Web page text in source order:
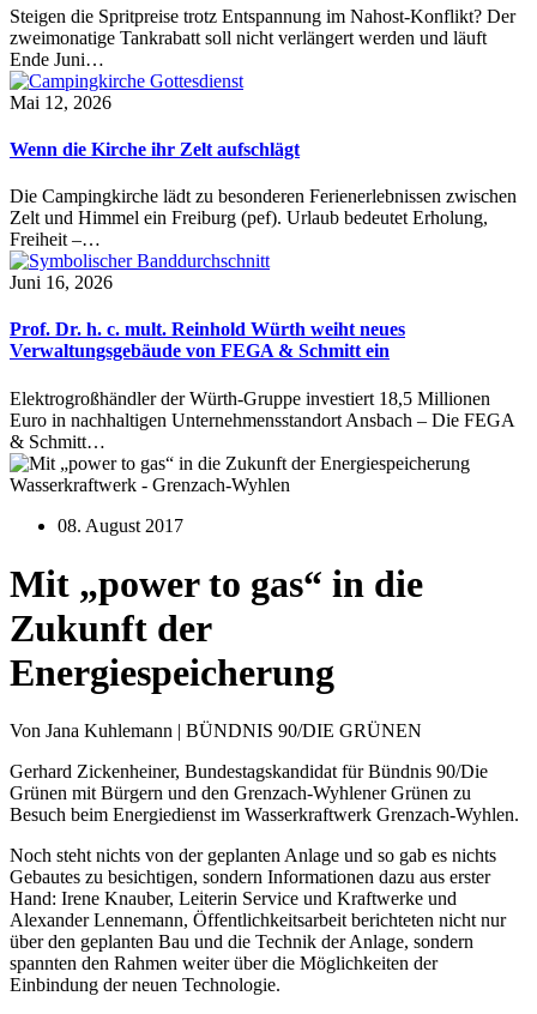
Steigen die Spritpreise trotz Entspannung im Nahost-Konflikt? Der
zweimonatige Tankrabatt soll nicht verlängert werden und läuft
Ende Juni…
Mai 12, 2026
Wenn die Kirche ihr Zelt aufschlägt
Die Campingkirche lädt zu besonderen Ferienerlebnissen zwischen
Zelt und Himmel ein Freiburg (pef). Urlaub bedeutet Erholung,
Freiheit –…
Juni 16, 2026
Prof. Dr. h. c. mult. Reinhold Würth weiht neues
Verwaltungsgebäude von FEGA & Schmitt ein
Elektrogroßhändler der Würth-Gruppe investiert 18,5 Millionen
Euro in nachhaltigen Unternehmensstandort Ansbach – Die FEGA
& Schmitt…
Wasserkraftwerk - Grenzach-Wyhlen
08. August 2017
Mit „power to gas“ in die
Zukunft der
Energiespeicherung
Von Jana Kuhlemann | BÜNDNIS 90/DIE GRÜNEN
Gerhard Zickenheiner, Bundestagskandidat für Bündnis 90/Die
Grünen mit Bürgern und den Grenzach-Wyhlener Grünen zu
Besuch beim Energiedienst im Wasserkraftwerk Grenzach-Wyhlen.
Noch steht nichts von der geplanten Anlage und so gab es nichts
Gebautes zu besichtigen, sondern Informationen dazu aus erster
Hand: Irene Knauber, Leiterin Service und Kraftwerke und
Alexander Lennemann, Öffentlichkeitsarbeit berichteten nicht nur
über den geplanten Bau und die Technik der Anlage, sondern
spannten den Rahmen weiter über die Möglichkeiten der
Einbindung der neuen Technologie.